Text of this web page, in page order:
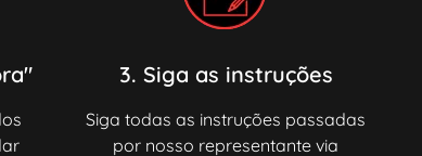
3. Siga as instruções
Siga todas as instruções passadas
por nosso representante via